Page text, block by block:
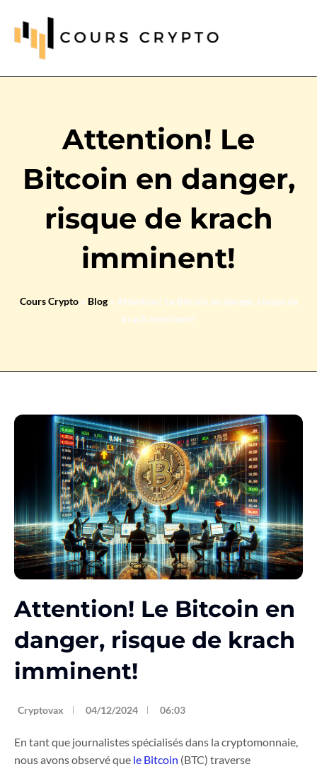
Attention! Le
Bitcoin en danger,
risque de krach
imminent!
Cours Crypto» Blog» Attention! Le Bitcoin en danger, risque de
krach imminent!
Attention! Le Bitcoin en
danger, risque de krach
imminent!
Cryptovax 04/12/2024 06:03
En tant que journalistes spécialisés dans la cryptomonnaie,
nous avons observé que le Bitcoin (BTC) traverse